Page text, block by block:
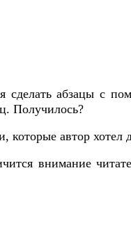
сделать абзацы с
Получилось?
которые автор хотел
внимание